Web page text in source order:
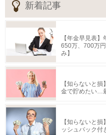
新着記事
【年金早見表
650万、700万
み】
【知らないと
金で貯めたい…
【知らないと
ッシュバック付